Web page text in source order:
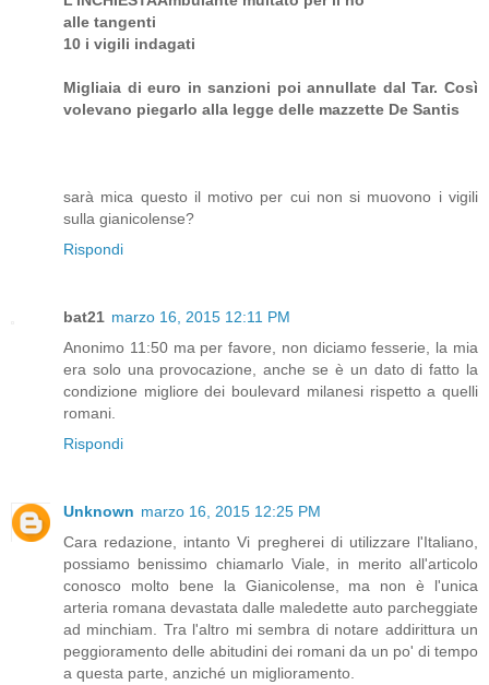
alle tangenti
10 i vigili indagati
Migliaia di euro in sanzioni poi annullate dal Tar. Così
volevano piegarlo alla legge delle mazzette De Santis
sarà mica questo il motivo per cui non si muovono i vigili
sulla gianicolense?
Rispondi
bat21 marzo 16, 2015 12:11 PM
Anonimo 11:50 ma per favore, non diciamo fesserie, la mia
era solo una provocazione, anche se è un dato di fatto la
condizione migliore dei boulevard milanesi rispetto a quelli
romani.
Rispondi
Unknown marzo 16, 2015 12:25 PM
Cara redazione, intanto Vi pregherei di utilizzare l'Italiano,
possiamo benissimo chiamarlo Viale, in merito all'articolo
conosco molto bene la Gianicolense, ma non è l'unica
arteria romana devastata dalle maledette auto parcheggiate
ad minchiam. Tra l'altro mi sembra di notare addirittura un
peggioramento delle abitudini dei romani da un po' di tempo
a questa parte, anziché un miglioramento.